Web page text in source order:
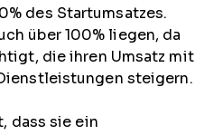
des Startumsatzes.
über 100% liegen, da
die ihren Umsatz mit
steigern.
dass sie ein